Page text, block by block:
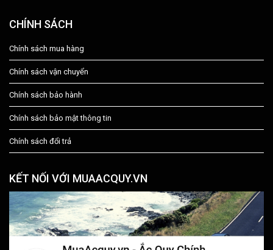
CHÍNH SÁCH
Chính sách mua hàng
Chính sách vận chuyển
Chính sách bảo hành
Chính sách bảo mật thông tin
Chính sách đổi trả
KẾT NỐI VỚI MUAACQUY.VN